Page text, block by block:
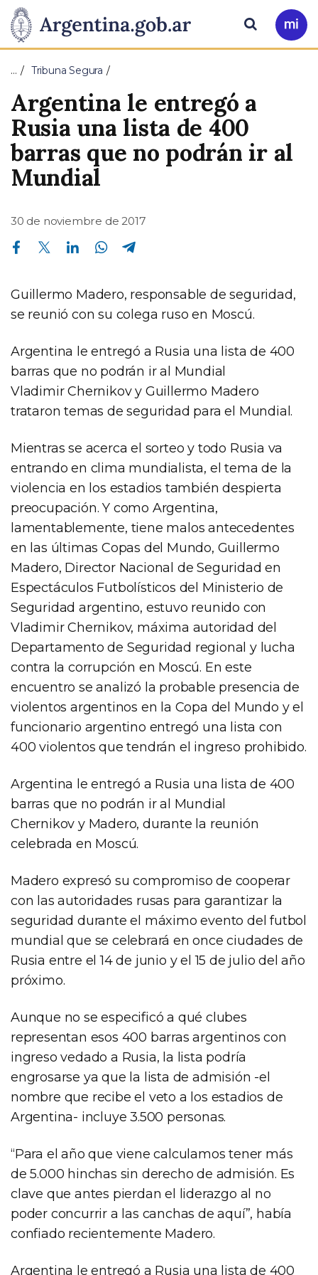
Presidencia
de
Nación
Pasar al contenido principal
Ir
a
Buscar
… Tribuna Segura
Argentina le entregó a
Rusia una lista de 400
barras que no podrán ir al
Mundial
30 de noviembre de 2017
Compartir en Facebook Compartir en Twitter Compartir en Linkedin Compartir en Whatsapp
Guillermo Madero, responsable de seguridad,
se reunió con su colega ruso en Moscú.
Argentina le entregó a Rusia una lista de 400
barras que no podrán ir al Mundial
Vladimir Chernikov y Guillermo Madero
trataron temas de seguridad para el Mundial.
Mientras se acerca el sorteo y todo Rusia va
entrando en clima mundialista, el tema de la
violencia en los estadios también despierta
preocupación. Y como Argentina,
lamentablemente, tiene malos antecedentes
en las últimas Copas del Mundo, Guillermo
Madero, Director Nacional de Seguridad en
Espectáculos Futbolísticos del Ministerio de
Seguridad argentino, estuvo reunido con
Vladimir Chernikov, máxima autoridad del
Departamento de Seguridad regional y lucha
contra la corrupción en Moscú. En este
encuentro se analizó la probable presencia de
violentos argentinos en la Copa del Mundo y el
funcionario argentino entregó una lista con
400 violentos que tendrán el ingreso prohibido.
Argentina le entregó a Rusia una lista de 400
barras que no podrán ir al Mundial
Chernikov y Madero, durante la reunión
celebrada en Moscú.
Madero expresó su compromiso de cooperar
con las autoridades rusas para garantizar la
seguridad durante el máximo evento del futbol
mundial que se celebrará en once ciudades de
Rusia entre el 14 de junio y el 15 de julio del año
próximo.
Aunque no se especificó a qué clubes
representan esos 400 barras argentinos con
ingreso vedado a Rusia, la lista podría
engrosarse ya que la lista de admisión -el
nombre que recibe el veto a los estadios de
Argentina- incluye 3.500 personas.
“Para el año que viene calculamos tener más
de 5.000 hinchas sin derecho de admisión. Es
clave que antes pierdan el liderazgo al no
poder concurrir a las canchas de aquí”, había
confiado recientemente Madero.
Argentina le entregó a Rusia una lista de 400